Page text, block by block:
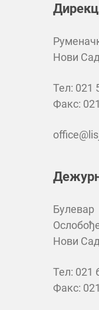
Нови
Тел: 021
Факс:
Булевар
Нови
Тел: 021
Факс: